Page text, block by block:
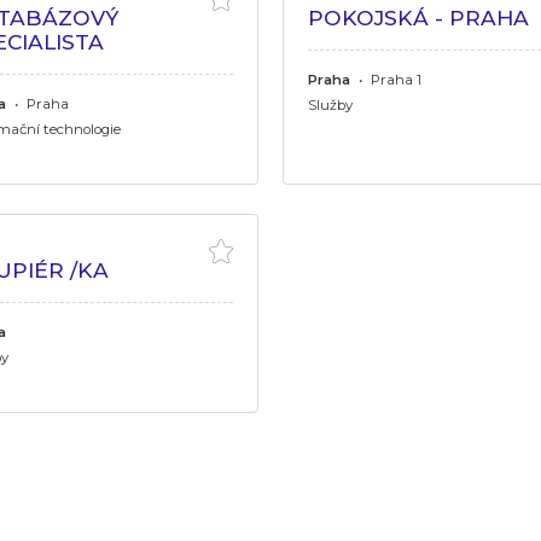
• Praha
technologie
POKOJSKÁ - PRAHA
Praha • Praha 1
Služby
/KA